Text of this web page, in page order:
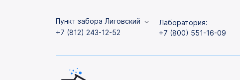
Пункт забора Лиговский
+7 (812) 243-12-52
Лаборатория:
+7 (800) 551-16-09